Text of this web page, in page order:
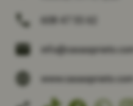
info@casasprieto.com
www.casasprieto.com